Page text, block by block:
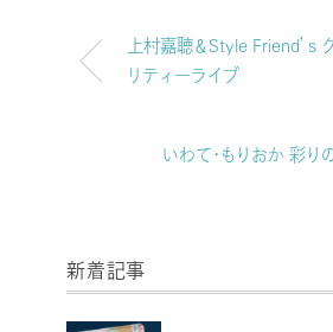
上村嘉聴＆Style Friend’s
リティーライブ
いわて・もりおか 彩り
新着記事